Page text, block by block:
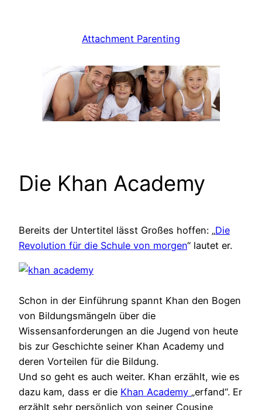
Attachment Parenting
Die Khan Academy
Bereits der Untertitel lässt Großes hoffen: „Die
Revolution für die Schule von morgen“ lautet er.
Schon in der Einführung spannt Khan den Bogen
von Bildungsmängeln über die
Wissensanforderungen an die Jugend von heute
bis zur Geschichte seiner Khan Academy und
deren Vorteilen für die Bildung.
Und so geht es auch weiter. Khan erzählt, wie es
dazu kam, dass er die Khan Academy „erfand“. Er
erzählt sehr persönlich von seiner Cousine